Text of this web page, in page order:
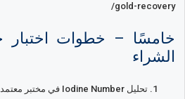
gold-recovery/
خامسًا – خطوات اختبار
الشراء
تحليل Iodine Number في مختبر معتمد.